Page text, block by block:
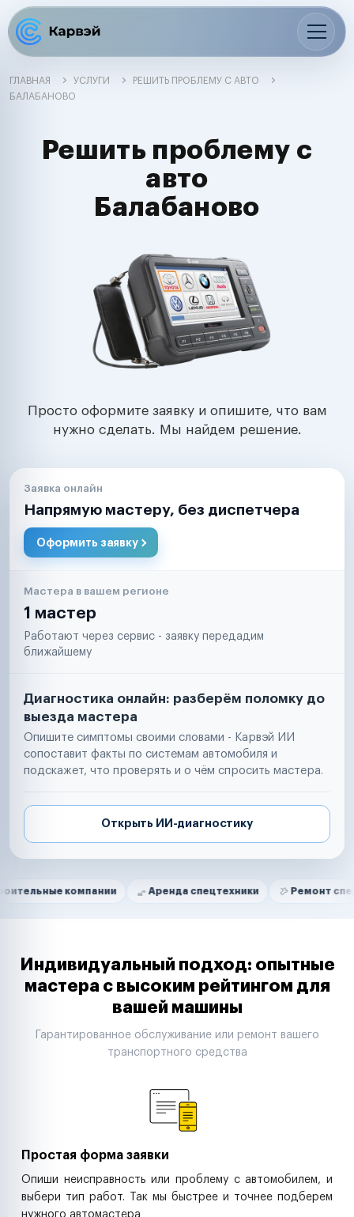
ГЛАВНАЯ УСЛУГИ
РЕШИТЬ ПРОБЛЕМУ С АВТО
БАЛАБАНОВО
Решить проблему с
авто
Балабаново
Просто оформите заявку и опишите, что вам
нужно сделать. Мы найдем решение.
Заявка онлайн
Напрямую мастеру, без диспетчера
Оформить заявку
Мастера в вашем регионе
1 мастер
Работают через сервис - заявку передадим
ближайшему
Диагностика онлайн: разберём поломку до
выезда мастера
Опишите симптомы своими словами - Карвэй ИИ
сопоставит факты по системам автомобиля и
подскажет, что проверять и о чём спросить мастера.
Открыть ИИ-диагностику
Нам доверяют
компании Аренда спецтехники Ремонт спецтехники
Маркетплейсы
Таксопарки
Автодилеры
Строительные компании
Аренда спецтехники
Индивидуальный подход: опытные
мастера с высоким рейтингом для
вашей машины
Гарантированное обслуживание или ремонт вашего
транспортного средства
Простая форма заявки
Опиши неисправность или проблему с автомобилем, и
выбери тип работ. Так мы быстрее и точнее подберем
нужного автомастера